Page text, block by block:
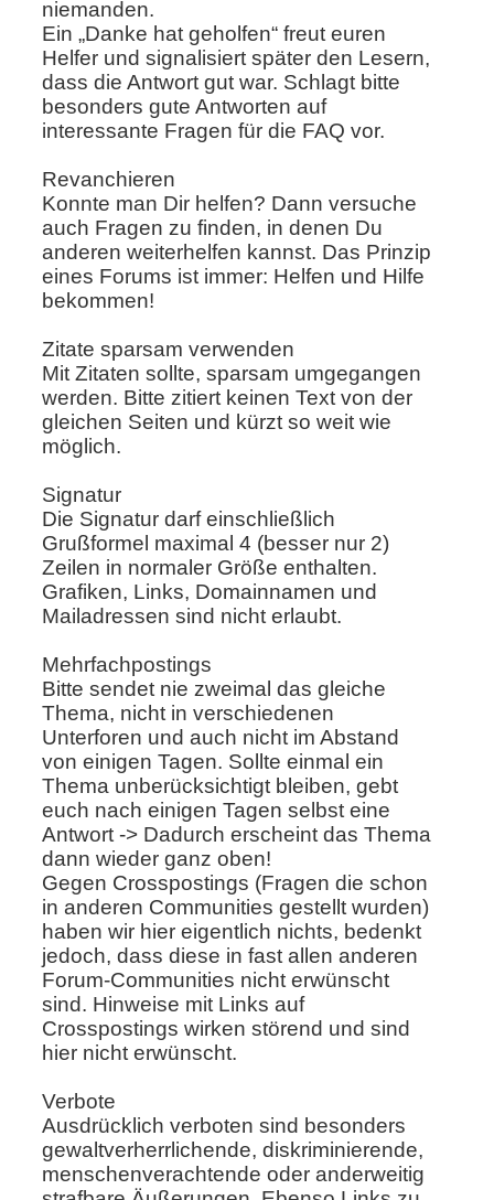
niemanden.
Ein „Danke hat geholfen“ freut euren
Helfer und signalisiert später den Lesern,
dass die Antwort gut war. Schlagt bitte
besonders gute Antworten auf
interessante Fragen für die FAQ vor.
Revanchieren
Konnte man Dir helfen? Dann versuche
auch Fragen zu finden, in denen Du
anderen weiterhelfen kannst. Das Prinzip
eines Forums ist immer: Helfen und Hilfe
bekommen!
Zitate sparsam verwenden
Mit Zitaten sollte, sparsam umgegangen
werden. Bitte zitiert keinen Text von der
gleichen Seiten und kürzt so weit wie
möglich.
Signatur
Die Signatur darf einschließlich
Grußformel maximal 4 (besser nur 2)
Zeilen in normaler Größe enthalten.
Grafiken, Links, Domainnamen und
Mailadressen sind nicht erlaubt.
Mehrfachpostings
Bitte sendet nie zweimal das gleiche
Thema, nicht in verschiedenen
Unterforen und auch nicht im Abstand
von einigen Tagen. Sollte einmal ein
Thema unberücksichtigt bleiben, gebt
euch nach einigen Tagen selbst eine
Antwort -> Dadurch erscheint das Thema
dann wieder ganz oben!
Gegen Crosspostings (Fragen die schon
in anderen Communities gestellt wurden)
haben wir hier eigentlich nichts, bedenkt
jedoch, dass diese in fast allen anderen
Forum-Communities nicht erwünscht
sind. Hinweise mit Links auf
Crosspostings wirken störend und sind
hier nicht erwünscht.
Verbote
Ausdrücklich verboten sind besonders
gewaltverherrlichende, diskriminierende,
menschenverachtende oder anderweitig